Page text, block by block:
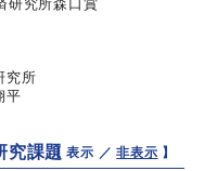
研究所森口賞
究所
平
究課題【 表示 ／非表示 】